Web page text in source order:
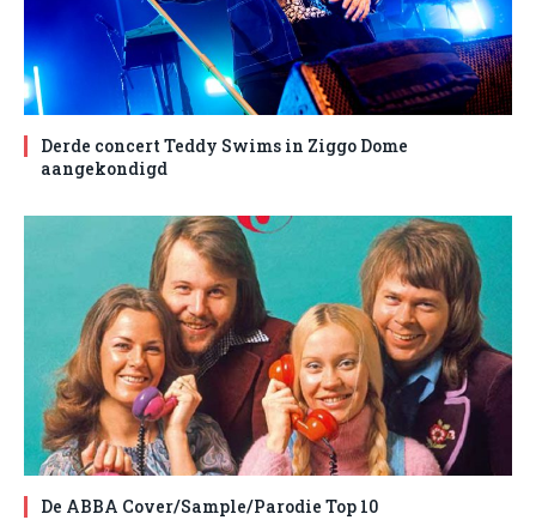
Derde concert Teddy Swims in Ziggo Dome
aangekondigd
De ABBA Cover/Sample/Parodie Top 10